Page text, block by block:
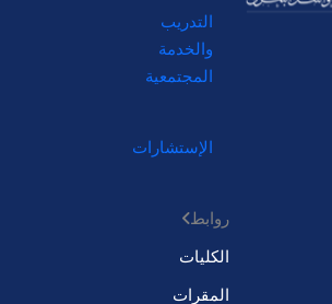
التدريب
والخدمة
المجتمعية
الإستشارات
روابط
الكليات
المقرات